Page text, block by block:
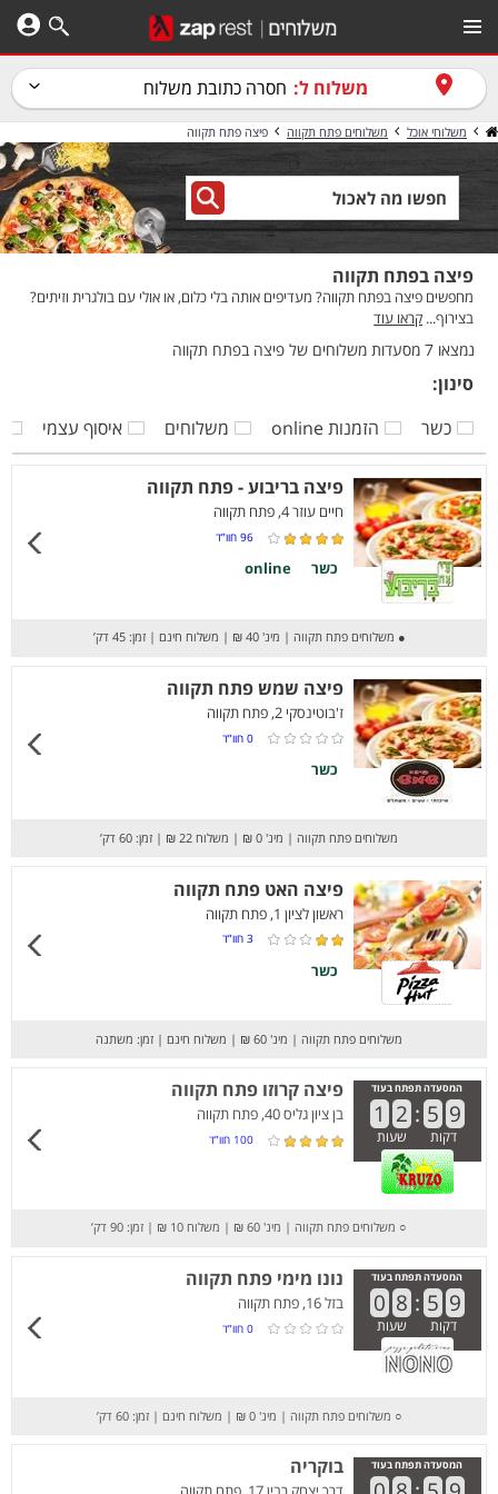
משלוח ל: חסרה כתובת משלוח
משלוחי אוכל משלוחים פתח תקווה פיצה פתח תקווה
פיצה בפתח תקווה
מחפשים פיצה בפתח תקווה? מעדיפים אותה בלי כלום, או אולי עם בולגרית וזיתים?
בצירוף... קראו עוד
נמצאו 7 מסעדות משלוחים של פיצה בפתח תקווה
סינון:
כשר
הזמנות online משלוחים איסוף עצמי
פיצה בריבוע - פתח תקווה
חיים עוזר 4, פתח תקווה
96 חוו”ד
כשר online
● משלוחים פתח תקווה | מינ' 40 ₪ | משלוח חינם | זמן: 45 דק’
פיצה שמש פתח תקווה
ז'בוטינסקי 2, פתח תקווה
0 חוו”ד
כשר
משלוחים פתח תקווה | מינ' 0 ₪ | משלוח 22 ₪ | זמן: 60 דק’
פיצה האט פתח תקווה
ראשון לציון 1, פתח תקווה
3 חוו”ד
כשר
משלוחים פתח תקווה | מינ' 60 ₪ | משלוח חינם | זמן: משתנה
המסעדה תפתח בעוד
1 2 : 5 9
דקות שעות
פיצה קרוזו פתח תקווה
בן ציון גליס 40, פתח תקווה
100 חוו”ד
○ משלוחים פתח תקווה | מינ' 60 ₪ | משלוח 10 ₪ | זמן: 90 דק’
המסעדה תפתח בעוד
0 8 : 5 9
דקות שעות
נונו מימי פתח תקווה
בזל 16, פתח תקווה
0 חוו”ד
○ משלוחים פתח תקווה | מינ' 0 ₪ | משלוח חינם | זמן: 60 דק’
המסעדה תפתח בעוד בוקריה